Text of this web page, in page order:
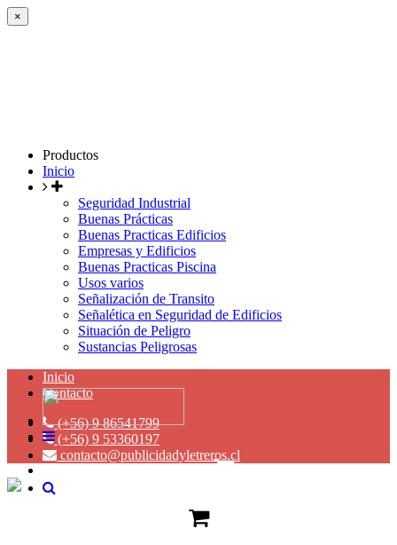
×
Productos
Inicio
Seguridad Industrial
Buenas Prácticas
Buenas Practicas Edificios
Empresas y Edificios
Buenas Practicas Piscina
Usos varios
Señalización de Transito
Señalética en Seguridad de Edificios
Situación de Peligro
Sustancias Peligrosas
Inicio
Contacto
(+56) 9 86541799
(+56) 9 53360197
contacto@publicidadyletreros.cl